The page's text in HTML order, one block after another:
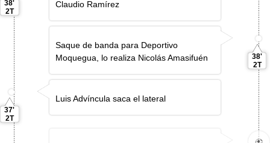
38'
2T
Claudio Ramírez
Saque de banda para Deportivo
Moquegua, lo realiza Nicolás Amasifuén
38'
2T
37'
2T
Luis Adví­ncula saca el lateral